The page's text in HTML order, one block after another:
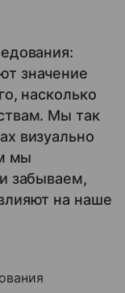
значение
насколько
Мы так
визуально
мы
забываем,
на наше